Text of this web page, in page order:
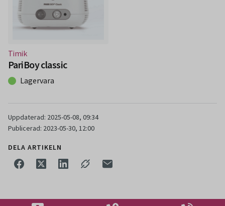
Timik
PariBoy classic
(Nytt fönster)
Lagervara
Uppdaterad: 2025-05-08, 09:34
Publicerad: 2023-05-30, 12:00
DELA ARTIKELN